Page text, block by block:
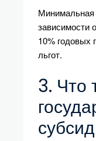
Минимальная
зависимости
10% годовых
льгот.
3. Что